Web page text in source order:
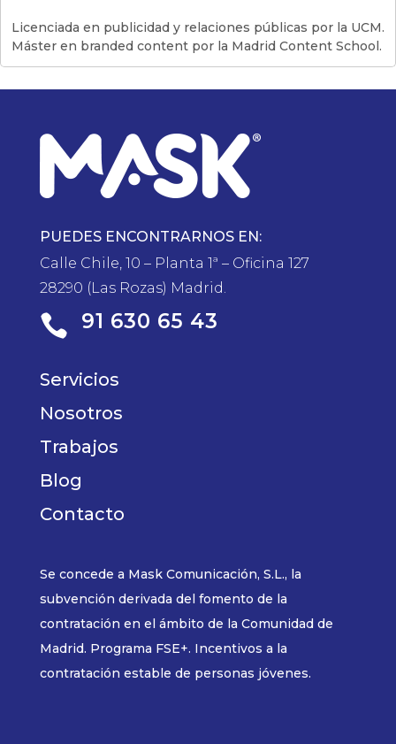
Licenciada en publicidad y relaciones públicas por la UCM.
Máster en branded content por la Madrid Content School.
PUEDES ENCONTRARNOS EN:
Calle Chile, 10 – Planta 1ª – Oficina 127
28290 (Las Rozas) Madrid.
 91 630 65 43
Servicios
Nosotros
Trabajos
Blog
Contacto
Se concede a Mask Comunicación, S.L., la
subvención derivada del fomento de la
contratación en el ámbito de la Comunidad de
Madrid. Programa FSE+. Incentivos a la
contratación estable de personas jóvenes.